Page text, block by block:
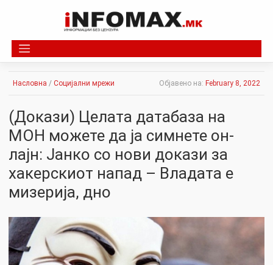
Насловна / Социјални мрежи Објавено на: February 8, 2022
(Докази) Целата датабаза на
МОН можете да ја симнете он-
лајн: Јанко со нови докази за
хакерскиот напад – Владата е
мизерија, дно